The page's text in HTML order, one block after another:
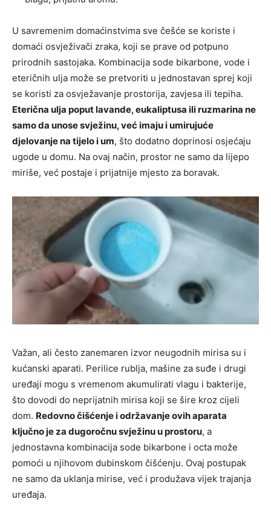
U savremenim domaćinstvima sve češće se koriste i
domaći osvježivači zraka, koji se prave od potpuno
prirodnih sastojaka. Kombinacija sode bikarbone, vode i
eteričnih ulja može se pretvoriti u jednostavan sprej koji
se koristi za osvježavanje prostorija, zavjesa ili tepiha.
Eterična ulja poput lavande, eukaliptusa ili ruzmarina ne
samo da unose svježinu, već imaju i umirujuće
djelovanje na tijelo i um, što dodatno doprinosi osjećaju
ugode u domu. Na ovaj način, prostor ne samo da lijepo
miriše, već postaje i prijatnije mjesto za boravak.
Važan, ali često zanemaren izvor neugodnih mirisa su i
kućanski aparati. Perilice rublja, mašine za suđe i drugi
uređaji mogu s vremenom akumulirati vlagu i bakterije,
što dovodi do neprijatnih mirisa koji se šire kroz cijeli
dom. Redovno čišćenje i održavanje ovih aparata
ključno je za dugoročnu svježinu u prostoru, a
jednostavna kombinacija sode bikarbone i octa može
pomoći u njihovom dubinskom čišćenju. Ovaj postupak
ne samo da uklanja mirise, već i produžava vijek trajanja
uređaja.